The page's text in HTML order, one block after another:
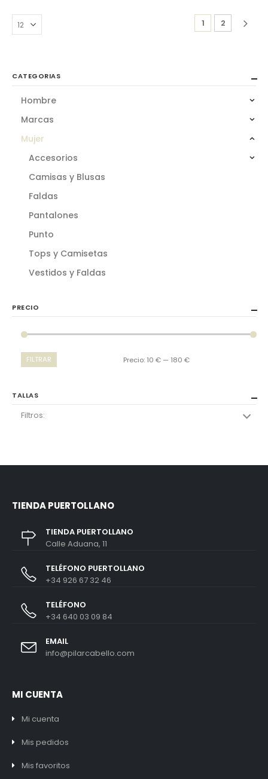
1 2
CATEGORIAS
Hombre
Marcas
Mujer
Accesorios
Camisas y Blusas
Faldas
Pantalones
Punto
Tops y Camisetas
Vestidos y Faldas
PRECIO
FILTRAR Precio: 10 € — 180 €
TALLAS
Filtros:
TIENDA PUERTOLLANO
TIENDA PUERTOLLANO
Calle Aduana, 11
TELÉFONO PUERTOLLANO
+34 926 67 32 46
TELÉFONO
+34 640 03 09 84
EMAIL
info@pilarcabello.com
MI CUENTA
Mi cuenta
Mis pedidos
Mis favoritos